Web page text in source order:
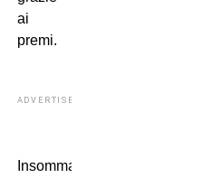
ai
premi.
ADVERTISEMENT
Insomma: